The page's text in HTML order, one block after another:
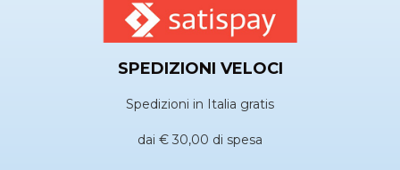
SPEDIZIONI VELOCI
Spedizioni in Italia gratis
dai € 30,00 di spesa